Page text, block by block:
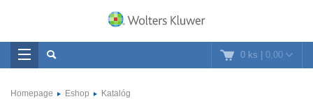
0 ks | 0,00
Homepage Eshop Katalóg